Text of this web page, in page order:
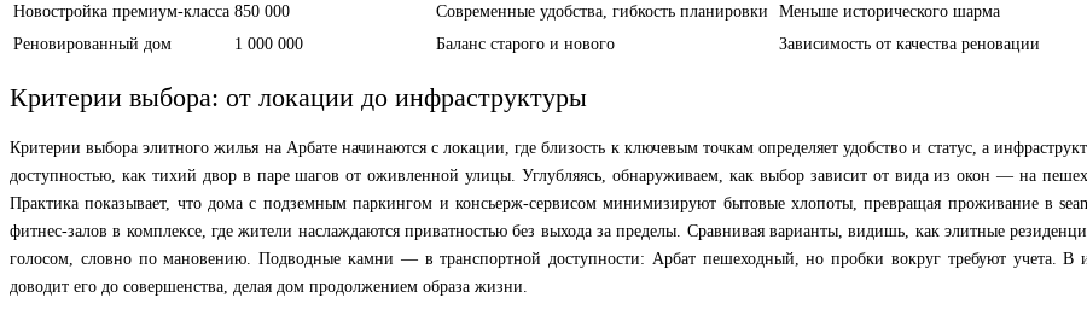
Новостройка премиум-класса 850 000 Современные удобства, гибкость планировки
Меньше исторического шарма
Реновированный дом
1 000 000 Баланс старого и нового Зависимость от качества реновации
Критерии выбора: от локации до инфраструктуры
Критерии выбора элитного жилья на Арбате начинаются с локации, где близость к ключевым точкам определяет удобство и статус, а
доступностью, как тихий двор в паре шагов от оживленной улицы. Углубляясь, обнаруживаем, как выбор зависит от вида из окон — на
Практика показывает, что дома с подземным паркингом и консьерж-сервисом минимизируют бытовые хлопоты, превращая проживание в
фитнес-залов в комплексе, где жители наслаждаются приватностью без выхода за пределы. Сравнивая варианты, видишь, как элитные
голосом, словно по мановению. Подводные камни — в транспортной доступности: Арбат пешеходный, но пробки вокруг требуют учета. В
доводит его до совершенства, делая дом продолжением образа жизни.